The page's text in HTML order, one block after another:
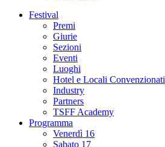
Festival
Premi
Giurie
Sezioni
Eventi
Luoghi
Hotel e Locali Convenzionati
Industry
Partners
TSFF Academy
Programma
Venerdì 16
Sabato 17